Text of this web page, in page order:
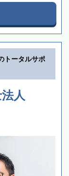
トータルサポ
人